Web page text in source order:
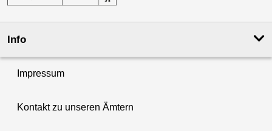
Info
Impressum
Kontakt zu unseren Ämtern